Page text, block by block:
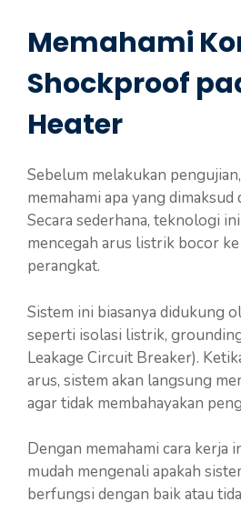
Memahami
Shockproof
Heater
Sebelum melakukan
memahami apa yang
Secara sederhana, teknologi
mencegah arus listrik bocor
perangkat.
Sistem ini biasanya didukung
seperti isolasi listrik,
Leakage Circuit Breaker).
arus, sistem akan langsung
agar tidak membahayakan
Dengan memahami cara kerja
mudah mengenali apakah
berfungsi dengan baik atau